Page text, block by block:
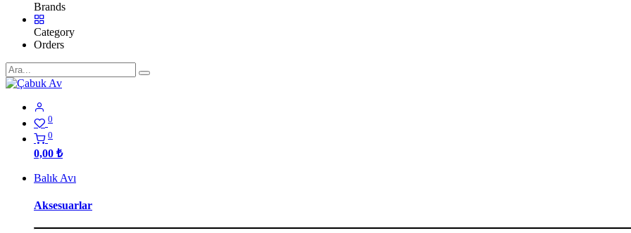
Brands
Category
Orders
0
0
0,00 ₺
Balık Avı
Aksesuarlar